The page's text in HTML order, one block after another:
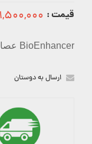
قیمت :
BioEnhancer عصاره هومیک و جلبک دریایی
ارسال به دوستان